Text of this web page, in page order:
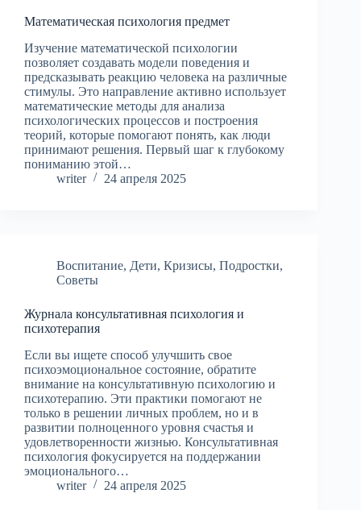
Математическая психология предмет
Изучение математической психологии
позволяет создавать модели поведения и
предсказывать реакцию человека на различные
стимулы. Это направление активно использует
математические методы для анализа
психологических процессов и построения
теорий, которые помогают понять, как люди
принимают решения. Первый шаг к глубокому
пониманию этой…
writer
24 апреля 2025
Воспитание, Дети, Кризисы, Подростки,
Советы
Журнала консультативная психология и
психотерапия
Если вы ищете способ улучшить свое
психоэмоциональное состояние, обратите
внимание на консультативную психологию и
психотерапию. Эти практики помогают не
только в решении личных проблем, но и в
развитии полноценного уровня счастья и
удовлетворенности жизнью. Консультативная
психология фокусируется на поддержании
эмоционального…
writer
24 апреля 2025